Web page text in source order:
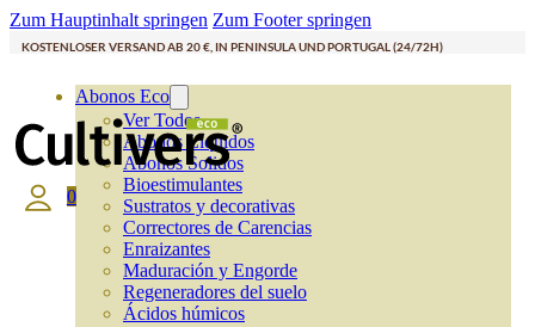
Zum Hauptinhalt springen Zum Footer springen
KOSTENLOSER VERSAND AB 20 €, IN PENINSULA UND PORTUGAL (24/72H)
Abonos Eco
Ver Todos
Abonos Líquidos
Abonos Solidos
Bioestimulantes
Sustratos y decorativas
Correctores de Carencias
Enraizantes
Maduración y Engorde
Regeneradores del suelo
Ácidos húmicos
0